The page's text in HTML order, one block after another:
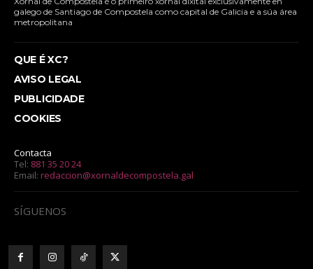
galego de Santiago de Compostela como capital de Galicia e a súa área
metropolitana
QUE É XC?
AVISO LEGAL
PUBLICIDADE
COOKIES
Contacta
Tel: 881 35 20 24
Email: redaccion@xornaldecompostela.gal
SÍGUENOS